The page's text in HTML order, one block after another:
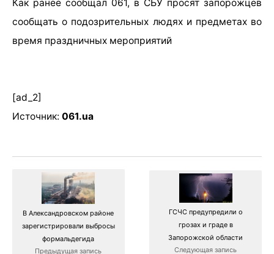
Как ранее сообщал 061, в СБУ просят запорожцев
сообщать о подозрительных людях и предметах во
время праздничных мероприятий
[ad_2]
Источник: 061.ua
В Александровском районе
зарегистрировали выбросы
формальдегида
Предыдущая запись
ГСЧС предупредили о
грозах и граде в
Запорожской области
Следующая запись